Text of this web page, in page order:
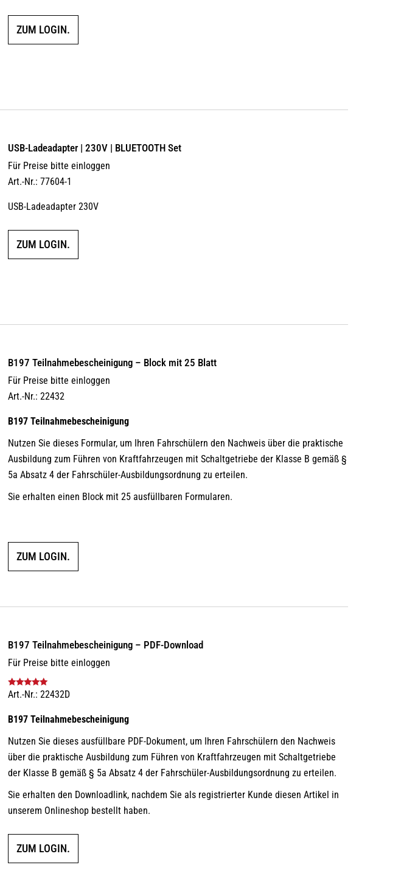
ZUM LOGIN.
USB-Ladeadapter | 230V | BLUETOOTH Set
Für Preise bitte einloggen
Art.-Nr.: 77604-1
USB-Ladeadapter 230V
ZUM LOGIN.
B197 Teilnahmebescheinigung – Block mit 25 Blatt
Für Preise bitte einloggen
Art.-Nr.: 22432
B197 Teilnahmebescheinigung
Nutzen Sie dieses Formular, um Ihren Fahrschülern den Nachweis über die praktische
Ausbildung zum Führen von Kraftfahrzeugen mit Schaltgetriebe der Klasse B gemäß §
5a Absatz 4 der Fahrschüler-Ausbildungsordnung zu erteilen.
Sie erhalten einen Block mit 25 ausfüllbaren Formularen.
ZUM LOGIN.
B197 Teilnahmebescheinigung – PDF-Download
Für Preise bitte einloggen
Bewertet mit
Art.-Nr.: 22432D
B197 Teilnahmebescheinigung
Nutzen Sie dieses ausfüllbare PDF-Dokument, um Ihren Fahrschülern den Nachweis
über die praktische Ausbildung zum Führen von Kraftfahrzeugen mit Schaltgetriebe
der Klasse B gemäß § 5a Absatz 4 der Fahrschüler-Ausbildungsordnung zu erteilen.
Sie erhalten den Downloadlink, nachdem Sie als registrierter Kunde diesen Artikel in
unserem Onlineshop bestellt haben.
ZUM LOGIN.